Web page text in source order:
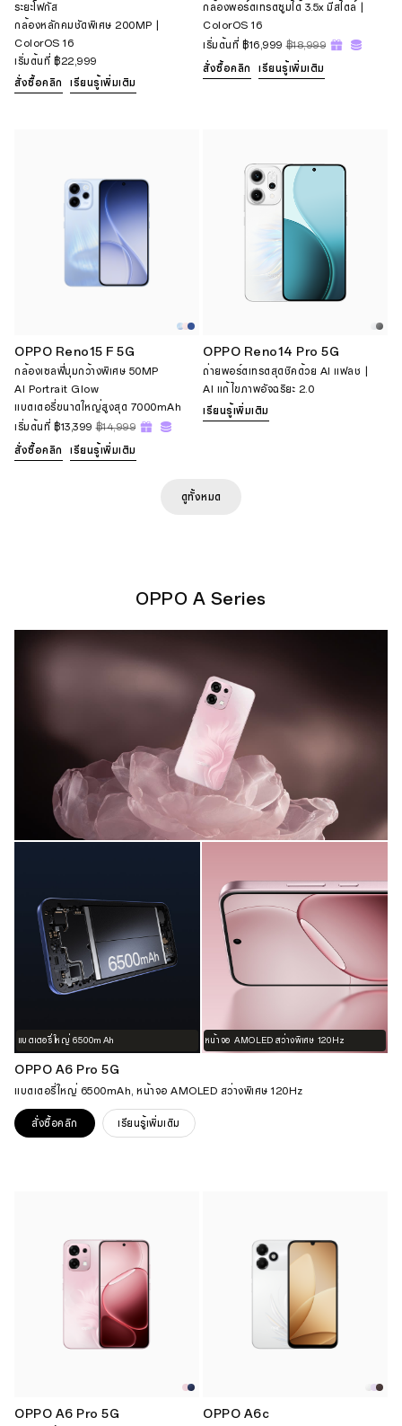
ระยะโฟกัส
กล้องหลักคมชัดพิเศษ 200MP |
ColorOS 16
เริ่มต้นที่ ฿22,999
สั่งซื้อคลิก
เรียนรู้เพิ่มเติม
กล้องพอร์ตเทรตซูมได้ 3.5x มีสไตล์ |
ColorOS 16
เริ่มต้นที่ ฿16,999 ฿18,999
สั่งซื้อคลิก เรียนรู้เพิ่มเติม
OPPO Reno15 F 5G
กล้องเซลฟี่มุมกว้างพิเศษ 50MP
AI Portrait Glow
แบตเตอรี่ขนาดใหญ่สูงสุด 7000mAh
เริ่มต้นที่ ฿13,399 ฿14,999
สั่งซื้อคลิก เรียนรู้เพิ่มเติม
OPPO Reno14 Pro 5G
ถ่ายพอร์ตเทรตสุดชิคด้วย AI แฟลช |
AI แก้ไขภาพอัจฉริยะ 2.0
เรียนรู้เพิ่มเติม
ดูทั้งหมด
OPPO A Series
แบตเตอรี่ใหญ่ 6500mAh หน้าจอ AMOLED สว่างพิเศษ 120Hz
OPPO A6 Pro 5G
แบตเตอรี่ใหญ่ 6500mAh, หน้าจอ AMOLED สว่างพิเศษ 120Hz
สั่งซื้อคลิก เรียนรู้เพิ่มเติม
OPPO A6 Pro 5G OPPO A6c